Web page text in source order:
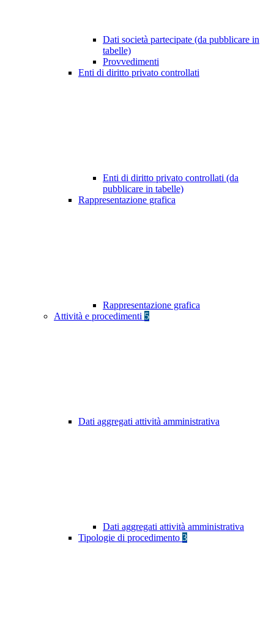
Dati società partecipate (da pubblicare in
tabelle)
Provvedimenti
Enti di diritto privato controllati
Enti di diritto privato controllati (da
pubblicare in tabelle)
Rappresentazione grafica
Rappresentazione grafica
Attività e procedimenti 5
Dati aggregati attività amministrativa
Dati aggregati attività amministrativa
Tipologie di procedimento 3